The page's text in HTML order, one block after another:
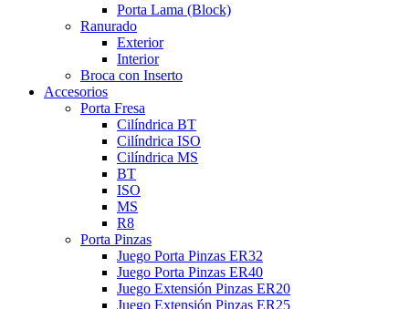
Porta Lama (Block)
Ranurado
Exterior
Interior
Broca con Inserto
Accesorios
Porta Fresa
Cilíndrica BT
Cilíndrica ISO
Cilíndrica MS
BT
ISO
MS
R8
Porta Pinzas
Juego Porta Pinzas ER32
Juego Porta Pinzas ER40
Juego Extensión Pinzas ER20
Juego Extensión Pinzas ER25